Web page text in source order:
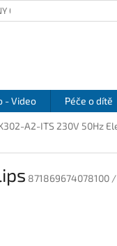
OSOBNÍCH ÚDAJŮ
- Video Péče o dítě
A2-ITS 230V 50Hz
871869674078100